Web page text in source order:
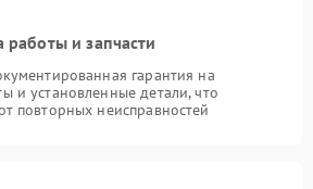
работы и запчасти
гарантия на
и установленные детали, что
повторных неисправностей